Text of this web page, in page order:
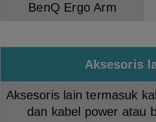
BenQ Ergo Arm
Aksesoris
Aksesoris lain termasuk
dan kabel power atau